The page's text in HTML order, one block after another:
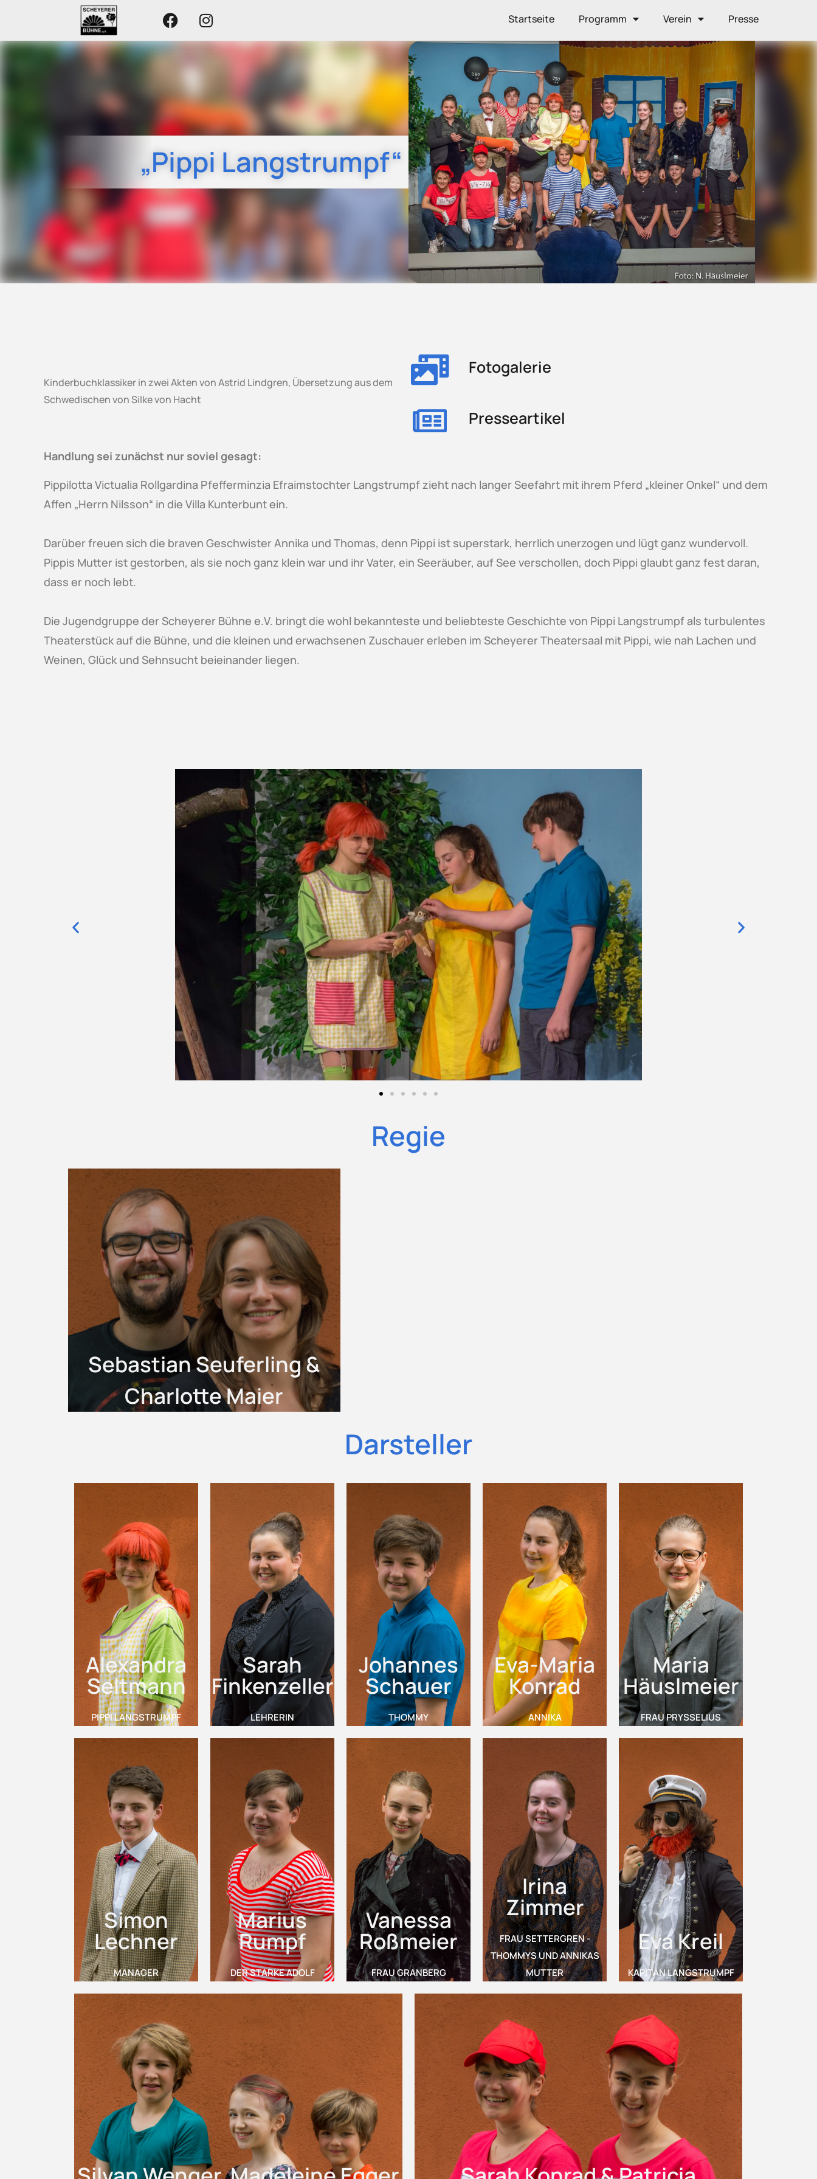
Startseite Programm Verein Presse
„Pippi Langstrumpf“
Kinderbuchklassiker in zwei Akten von Astrid Lindgren, Übersetzung aus dem
Schwedischen von Silke von Hacht
Fotogalerie
Presseartikel
Handlung sei zunächst nur soviel gesagt:
Pippilotta Victualia Rollgardina Pfefferminzia Efraimstochter Langstrumpf zieht nach langer Seefahrt mit ihrem Pferd „kleiner Onkel“ und dem
Affen „Herrn Nilsson“ in die Villa Kunterbunt ein.
Darüber freuen sich die braven Geschwister Annika und Thomas, denn Pippi ist superstark, herrlich unerzogen und lügt ganz wundervoll.
Pippis Mutter ist gestorben, als sie noch ganz klein war und ihr Vater, ein Seeräuber, auf See verschollen, doch Pippi glaubt ganz fest daran,
dass er noch lebt.
Die Jugendgruppe der Scheyerer Bühne e.V. bringt die wohl bekannteste und beliebteste Geschichte von Pippi Langstrumpf als turbulentes
Theaterstück auf die Bühne, und die kleinen und erwachsenen Zuschauer erleben im Scheyerer Theatersaal mit Pippi, wie nah Lachen und
Weinen, Glück und Sehnsucht beieinander liegen.
Regie
Sebastian Seuferling &
Charlotte Maier
Darsteller
Alexandra
Seltmann
PIPPI LANGSTRUMPF
Sarah
Finkenzeller
LEHRERIN
Johannes
Schauer
THOMMY
Eva-Maria
Konrad
ANNIKA
Maria
Häuslmeier
FRAU PRYSSELIUS
Simon
Lechner
MANAGER
Marius
Rumpf
DER STARKE ADOLF
Vanessa
Roßmeier
FRAU GRANBERG
Irina
Zimmer
FRAU SETTERGREN -
THOMMYS UND ANNIKAS
MUTTER
Eva Kreil
KAPITÄN LANGSTRUMPF